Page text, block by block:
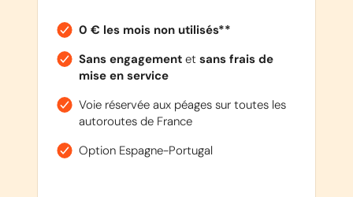
0 € les mois non utilisés**
Sans engagementet sans frais de
mise en service
Voie réservée aux péages sur toutes les
autoroutes de France
Option Espagne-Portugal